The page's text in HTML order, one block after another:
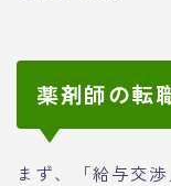
薬剤師の転
まず、「給与交